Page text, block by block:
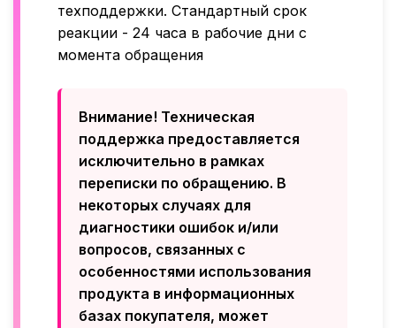
техподдержки. Стандартный срок
реакции - 24 часа в рабочие дни с
момента обращения
Внимание! Техническая
поддержка предоставляется
исключительно в рамках
переписки по обращению. В
некоторых случаях для
диагностики ошибок и/или
вопросов, связанных с
особенностями использования
продукта в информационных
базах покупателя, может